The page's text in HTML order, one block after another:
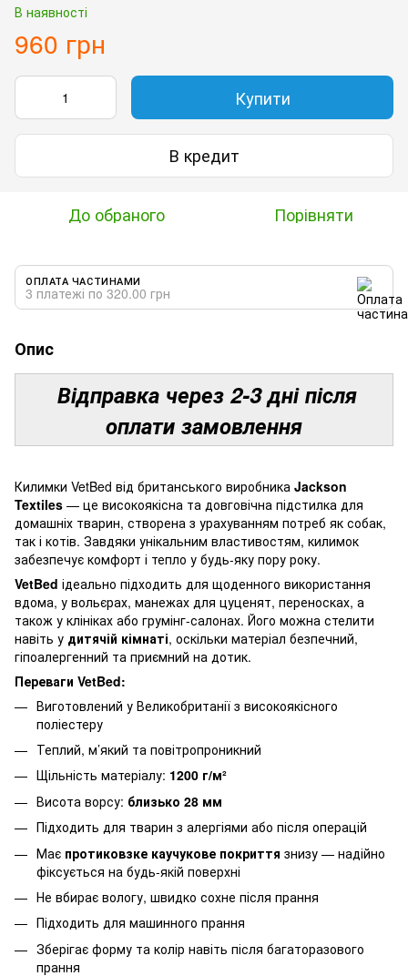
В наявності
960 грн
Купити
В кредит
До обраного Порівняти
ОПЛАТА ЧАСТИНАМИ
3 платежі по 320.00 грн
Опис
Відправка через 2-3 дні після
оплати замовлення
Килимки VetBed від британського виробника Jackson
Textiles — це високоякісна та довговічна підстилка для
домашніх тварин, створена з урахуванням потреб як собак,
так і котів. Завдяки унікальним властивостям, килимок
забезпечує комфорт і тепло у будь-яку пору року.
VetBed ідеально підходить для щоденного використання
вдома, у вольєрах, манежах для цуценят, переносках, а
також у клініках або грумінг-салонах. Його можна стелити
навіть у дитячій кімнаті, оскільки матеріал безпечний,
гіпоалергенний та приємний на дотик.
Переваги VetBed:
Виготовлений у Великобританії з високоякісного
поліестеру
Теплий, м’який та повітропроникний
Щільність матеріалу: 1200 г/м²
Висота ворсу: близько 28 мм
Підходить для тварин з алергіями або після операцій
Має протиковзке каучукове покриття знизу — надійно
фіксується на будь-якій поверхні
Не вбирає вологу, швидко сохне після прання
Підходить для машинного прання
Зберігає форму та колір навіть після багаторазового
прання